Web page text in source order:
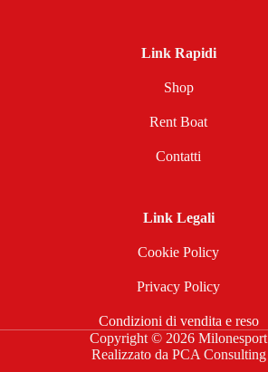
Link Rapidi
Shop
Rent Boat
Contatti
Link Legali
Cookie Policy
Privacy Policy
Condizioni di vendita e reso
Copyright © 2026 Milonesport
Realizzato da PCA Consulting